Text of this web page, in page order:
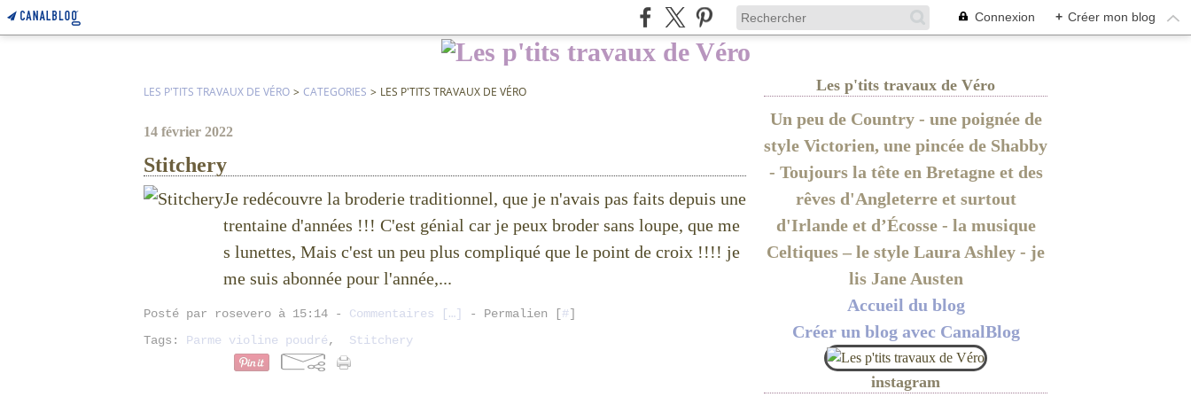
Connexion + Créer mon blog
LES P'TITS TRAVAUX DE VÉRO > CATEGORIES > LES P'TITS TRAVAUX DE VÉRO
14 février 2022
Stitchery
Je redécouvre la broderie traditionnel, que je n'avais pas faits depuis une
trentaine d'années !!! C'est génial car je peux broder sans loupe, que me
s lunettes, Mais c'est un peu plus compliqué que le point de croix !!!! je
me suis abonnée pour l'année,...
Posté par rosevero à 15:14 - Commentaires […] - Permalien [#]
Tags: Parme violine poudré, Stitchery
Les p'tits travaux de Véro
Un peu de Country - une poignée de
style Victorien, une pincée de Shabby
- Toujours la tête en Bretagne et des
rêves d'Angleterre et surtout
d'Irlande et d’Écosse - la musique
Celtiques – le style Laura Ashley - je
lis Jane Austen
Accueil du blog
Créer un blog avec CanalBlog
instagram